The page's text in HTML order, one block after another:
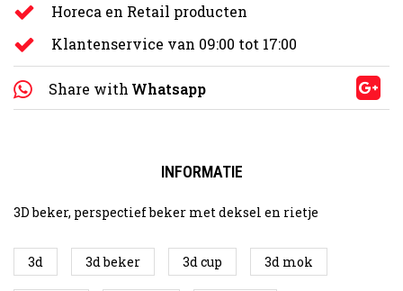
Horeca en Retail producten
Klantenservice van 09:00 tot 17:00
Share with Whatsapp
INFORMATIE
3D beker, perspectief beker met deksel en rietje
3d 3d beker 3d cup 3d mok